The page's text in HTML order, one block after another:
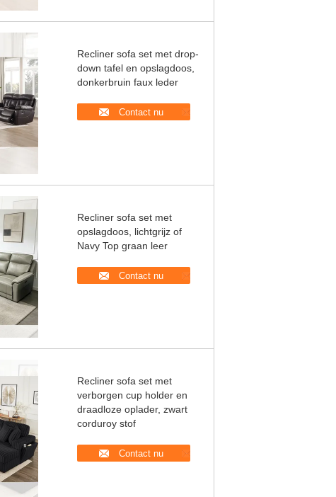
Recliner sofa set met drop-
down tafel en opslagdoos,
donkerbruin faux leder
Contact nu
Recliner sofa set met
opslagdoos, lichtgrijz of
Navy Top graan leer
Contact nu
Recliner sofa set met
verborgen cup holder en
draadloze oplader, zwart
corduroy stof
Contact nu